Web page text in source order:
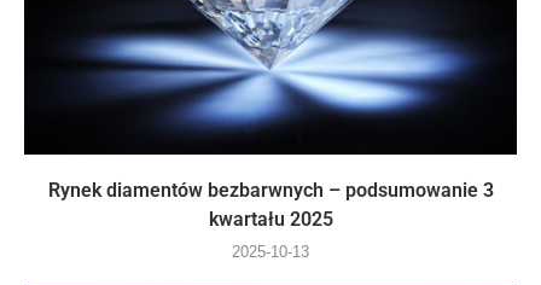
Rynek diamentów bezbarwnych – podsumowanie 3
kwartału 2025
2025-10-13